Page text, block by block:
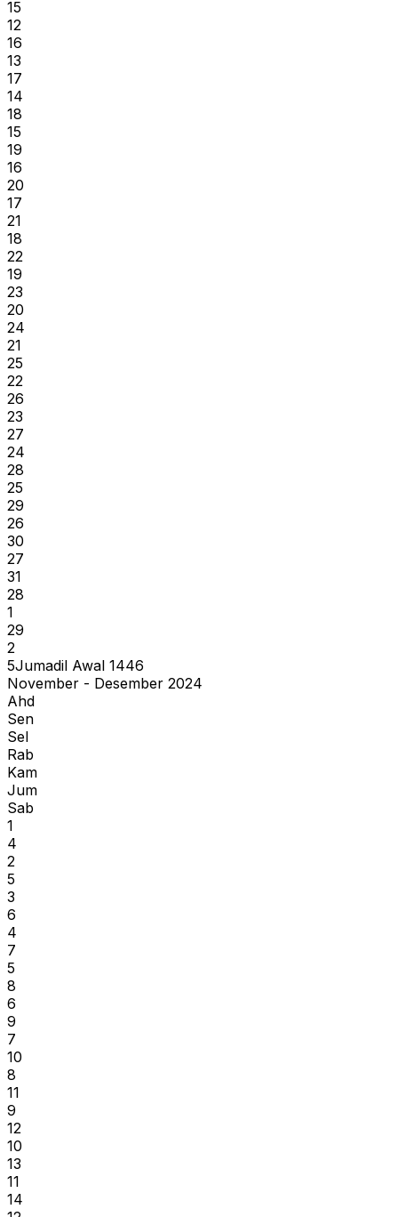
15
12
16
13
17
14
18
15
19
16
20
17
21
18
22
19
23
20
24
21
25
22
26
23
27
24
28
25
29
26
30
27
31
28
1
29
2
5Jumadil Awal 1446
November - Desember 2024
Ahd
Sen
Sel
Rab
Kam
Jum
Sab
1
4
2
5
3
6
4
7
5
8
6
9
7
10
8
11
9
12
10
13
11
14